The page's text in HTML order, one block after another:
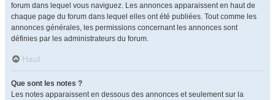
forum dans lequel vous naviguez. Les annonces apparaissent en haut de
chaque page du forum dans lequel elles ont été publiées. Tout comme les
annonces générales, les permissions concernant les annonces sont
définies par les administrateurs du forum.
Haut
Que sont les notes ?
Les notes apparaissent en dessous des annonces et seulement sur la